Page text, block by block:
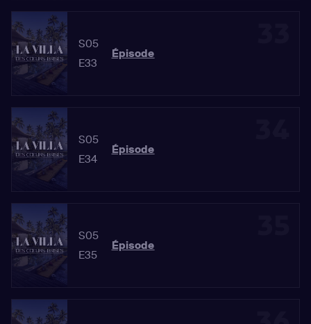
S05
E33
Épisode
S05
E34
Épisode
S05
E35
Épisode